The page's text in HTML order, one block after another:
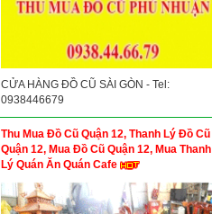
CỬA HÀNG ĐỒ CŨ SÀI GÒN - Tel:
0938446679
Thu Mua Đồ Cũ Quận 12, Thanh Lý Đồ Cũ
Quận 12, Mua Đồ Cũ Quận 12, Mua Thanh
Lý Quán Ăn Quán Cafe